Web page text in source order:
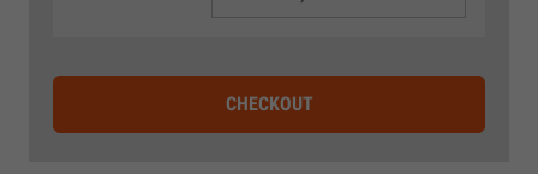
CHECKOUT